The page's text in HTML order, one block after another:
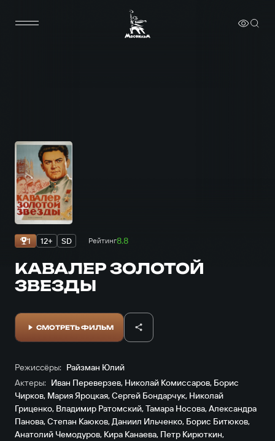
1 12+ SD Рейтинг8.8
КАВАЛЕР ЗОЛОТОЙ
ЗВЕЗДЫ
Режиссёры: Райзман Юлий
Актеры: Иван Переверзев, Николай Комиссаров, Борис
Чирков, Мария Яроцкая,Сергей Бондарчук, Николай
Гриценко, Владимир Ратомский,Тамара Носова,Александра
Панова,Степан Каюков,Даниил Ильченко, Борис Битюков,
Анатолий Чемодуров, Кира Канаева, Петр Кирюткин,
СМОТРЕТЬ ФИЛЬМ